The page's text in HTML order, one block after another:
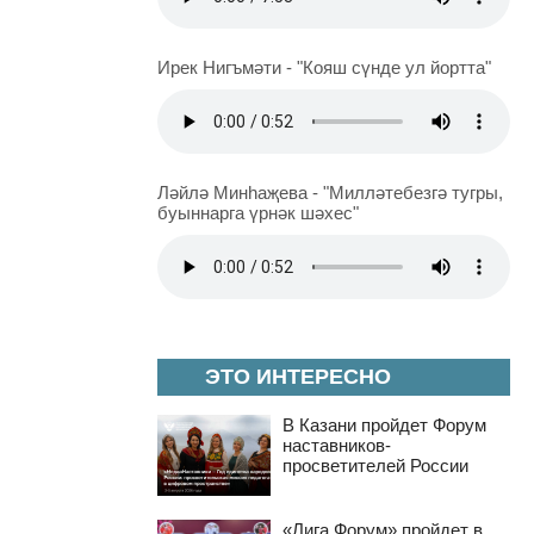
ЭТО ИНТЕРЕСНО
В Казани пройдет Форум
наставников-
просветителей России
«Лига Форум» пройдет в
Ирек Нигъмәти - "Кояш сүнде ул йортта"
Ләйлә Минһаҗева - "Милләтебезгә тугры,
буыннарга үрнәк шәхес"